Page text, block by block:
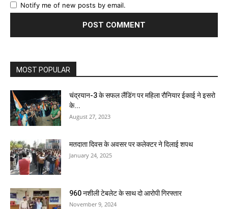
Notify me of new posts by email.
MOST POPULAR
चंद्रयान-3 के सफल लैंडिंग पर महिला रौनियार ईकाई ने इसरो
के...
August 27, 2023
मतदाता दिवस के अवसर पर कलेक्टर ने दिलाई शपथ
January 24, 2025
960 नशीली टेबलेट के साथ दो आरोपी गिरफ्तार
November 9, 2024